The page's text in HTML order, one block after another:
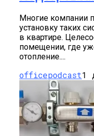
Многие компании
установку таких
в квартире.
помещении, где
отопление....
officepodcast1